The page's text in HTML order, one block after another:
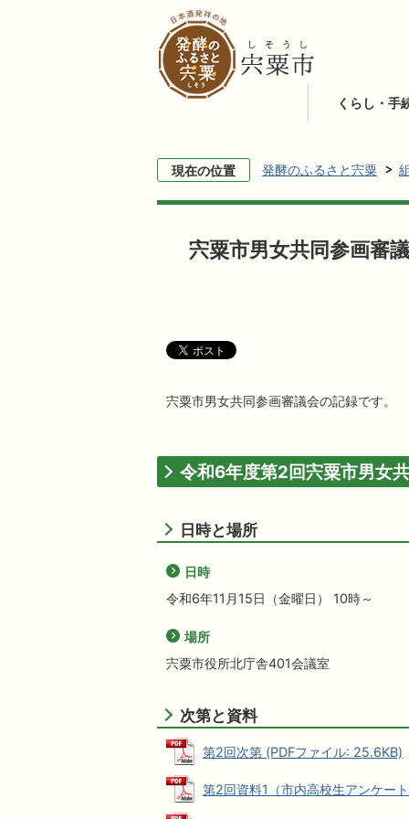
くらし・手
現在の位置 発酵のふるさと宍粟
宍粟市男女共同参画審
宍粟市男女共同参画審議会の記録です。
令和6年度第2回宍粟市男女
日時と場所
日時
令和6年11月15日（金曜日） 10時～
場所
宍粟市役所北庁舎401会議室
次第と資料
第2回次第 (PDFファイル: 25.6KB)
第2回資料1（市内高校生アンケー